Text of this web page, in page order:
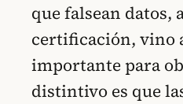
que falsean datos,
certificación, vino
importante para
distintivo es que